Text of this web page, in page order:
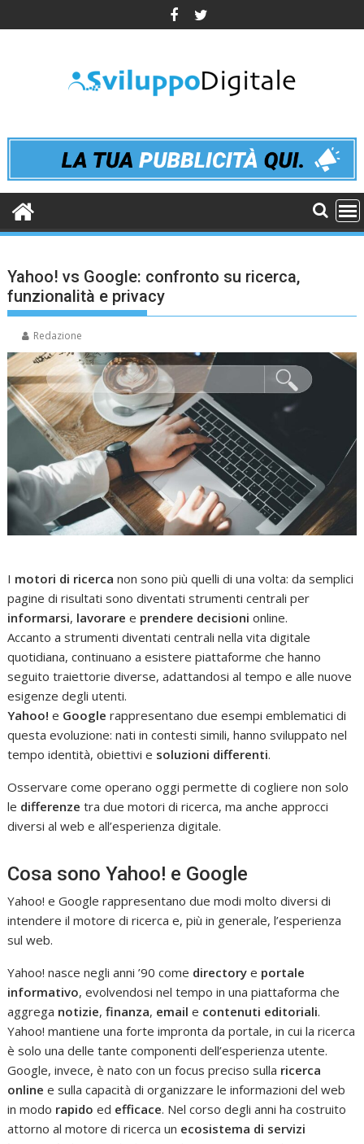
to
Yahoo! vs Google: confronto su ricerca,
funzionalità e privacy
Redazione
I motori di ricerca non sono più quelli di una volta: da semplici
pagine di risultati sono diventati strumenti centrali per
informarsi, lavorare e prendere decisioni online.
Accanto a strumenti diventati centrali nella vita digitale
quotidiana, continuano a esistere piattaforme che hanno
seguito traiettorie diverse, adattandosi al tempo e alle nuove
esigenze degli utenti.
Yahoo! e Google rappresentano due esempi emblematici di
questa evoluzione: nati in contesti simili, hanno sviluppato nel
tempo identità, obiettivi e soluzioni differenti.
Osservare come operano oggi permette di cogliere non solo
le differenze tra due motori di ricerca, ma anche approcci
diversi al web e all’esperienza digitale.
Cosa sono Yahoo! e Google
Yahoo! e Google rappresentano due modi molto diversi di
intendere il motore di ricerca e, più in generale, l’esperienza
sul web.
Yahoo! nasce negli anni ’90 come directory e portale
informativo, evolvendosi nel tempo in una piattaforma che
aggrega notizie,finanza, email e contenuti editoriali.
Yahoo! mantiene una forte impronta da portale, in cui la ricerca
è solo una delle tante componenti dell’esperienza utente.
Google, invece, è nato con un focus preciso sulla ricerca
online e sulla capacità di organizzare le informazioni del web
in modo rapido ed efficace. Nel corso degli anni ha costruito
attorno al motore di ricerca un ecosistema di servizi